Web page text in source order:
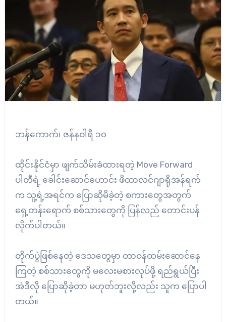
ဘန်ကောက်၊ ဇန်နဝါရီ ၁၀
ထိုင်းနိုင်ငံမှာ ဖျက်သိမ်းခံထားရတဲ့ Move Forward
ပါတီရဲ့ ခေါင်းဆောင်ဟောင်း ဖိထာလင်ဂျာရိုအန်ရက်
က သူ့ရဲ့အရင်က ပြောဆိုမိခဲ့တဲ့ စကားတွေအတွက်
ရှေ့တန်းရောက် စစ်သားတွေကို ပြန်လည် တောင်းပန်
လိုက်ပါတယ်။
တိုက်ပွဲဖြစ်နေတဲ့ ဒေသတွေမှာ တာဝန်ထမ်းဆောင်နေ
ကြတဲ့ စစ်သားတွေကို မလေးမစားလုပ်ဖို့ ရည်ရွယ်ပြီး
အဲဒီလို ပြောဆိုခဲ့တာ မဟုတ်ဘူးလို့လည်း သူက ပြောပါ
တယ်။